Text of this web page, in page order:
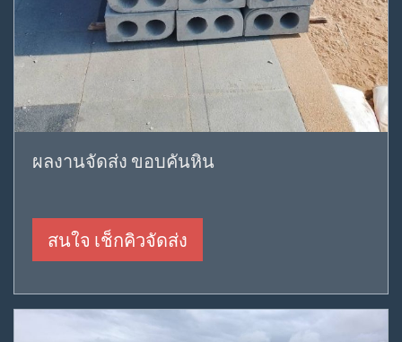
ผลงานจัดส่ง ขอบคันหิน
สนใจ เช็กคิวจัดส่ง